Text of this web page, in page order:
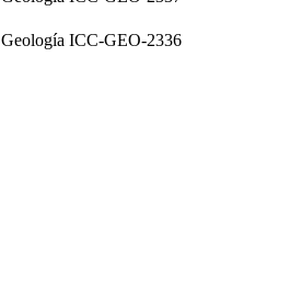
Geología ICC-GEO-2336